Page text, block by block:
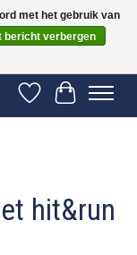
2-5 werkdagen
Verlanglijst
hit&run
met het gebruik van
bericht verbergen